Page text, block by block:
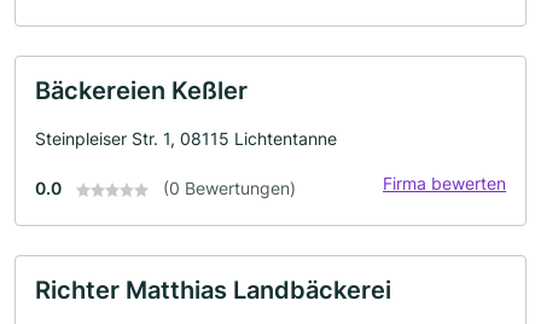
Bäckereien Keßler
Steinpleiser Str. 1, 08115 Lichtentanne
0.0 (0 Bewertungen) Firma bewerten
Richter Matthias Landbäckerei